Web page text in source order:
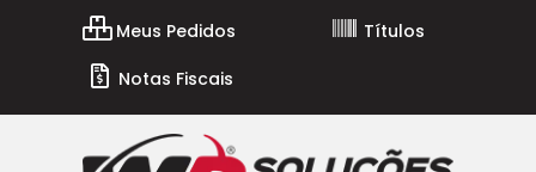
Meus Pedidos
Títulos
Notas Fiscais